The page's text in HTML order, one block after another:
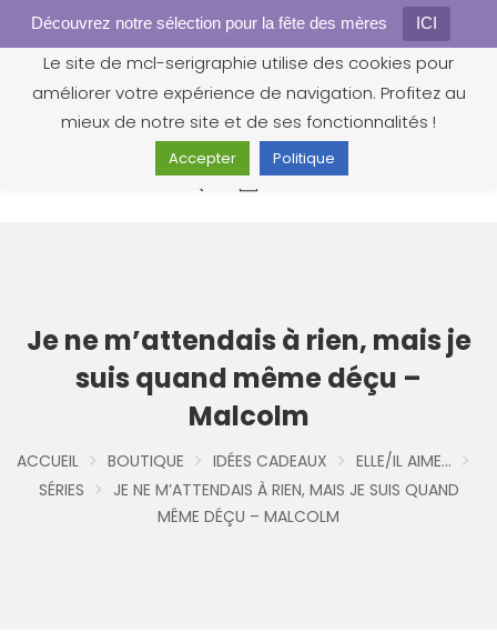
Découvrez notre sélection pour la fête des mères ICI
0
Je ne m’attendais à rien, mais je
suis quand même déçu –
Malcolm
ACCUEIL BOUTIQUE IDÉES CADEAUX
ELLE/IL AIME...
SÉRIES
JE NE M’ATTENDAIS À RIEN, MAIS JE SUIS QUAND
MÊME DÉÇU – MALCOLM
Gestion des cookies
Le site de mcl-serigraphie utilise des cookies pour
améliorer votre expérience de navigation. Profitez au
mieux de notre site et de ses fonctionnalités !
Accepter Politique